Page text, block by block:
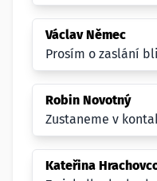
Václav Němec
Prosím o zaslání
Robin Novotný
Zustaneme v
Kateřina